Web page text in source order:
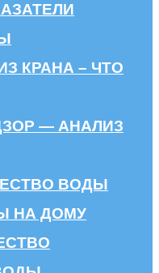
КРАНА – ЧТО
— АНАЛИЗ
ВОДЫ
НА ДОМУ